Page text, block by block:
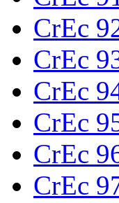
CrEc
CrEc
CrEc
CrEc
CrEc
CrEc